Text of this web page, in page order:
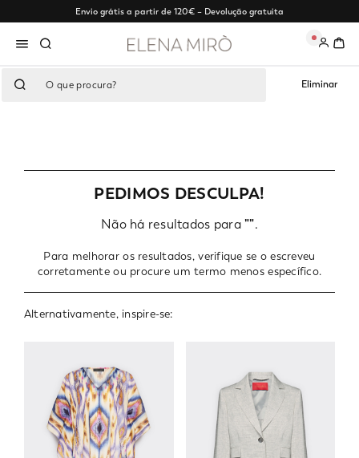
Envio grátis a partir de 120€ – Devolução gratuita
0
Eliminar
PEDIMOS DESCULPA!
Não há resultados para"".
Para melhorar os resultados, verifique se o escreveu
corretamente ou procure um termo menos específico.
Alternativamente, inspire-se: